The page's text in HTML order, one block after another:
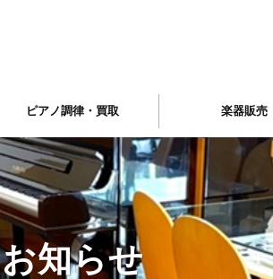
ピアノ調律・買取 楽器販売
お知らせ